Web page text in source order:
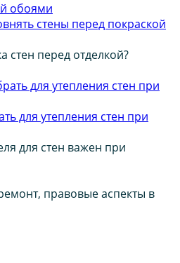
стены перед покраской
стен перед отделкой?
для утепления стен при
для стен важен при
правовые аспекты в